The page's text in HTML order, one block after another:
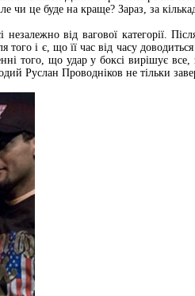
це буде на краще? Зараз, за
від вагової категорії.
того і є, що її час від часу
того, що удар у боксі вирішує
Руслан Проводніков не тільки